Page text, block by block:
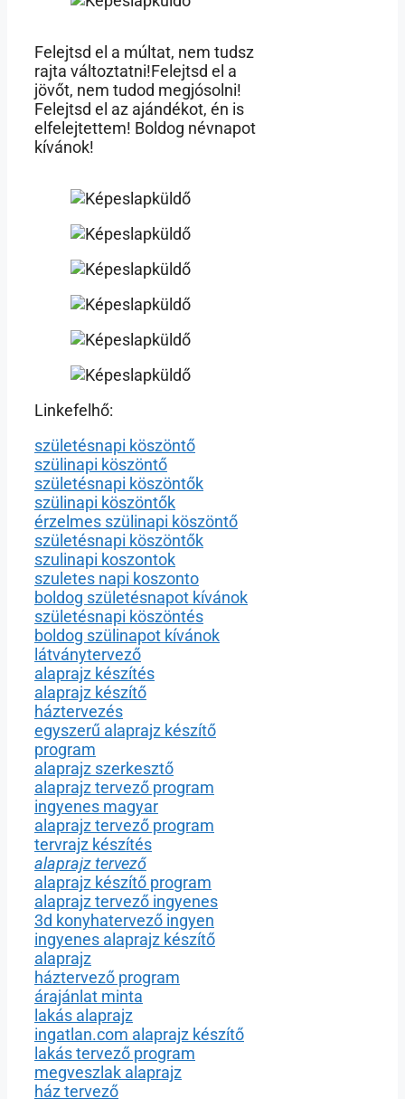
Felejtsd el a múltat, nem tudsz
rajta változtatni!Felejtsd el a
jövőt, nem tudod megjósolni!
Felejtsd el az ajándékot, én is
elfelejtettem! Boldog névnapot
kívánok!
Linkefelhő:
születésnapi köszöntő
szülinapi köszöntő
születésnapi köszöntők
szülinapi köszöntők
érzelmes szülinapi köszöntő
születésnapi köszöntők
szulinapi koszontok
szuletes napi koszonto
boldog születésnapot kívánok
születésnapi köszöntés
boldog szülinapot kívánok
látványtervező
alaprajz készítés
alaprajz készítő
háztervezés
egyszerű alaprajz készítő
program
alaprajz szerkesztő
alaprajz tervező program
ingyenes magyar
alaprajz tervező program
tervrajz készítés
alaprajz tervező
alaprajz készítő program
alaprajz tervező ingyenes
3d konyhatervező ingyen
ingyenes alaprajz készítő
alaprajz
háztervező program
árajánlat minta
lakás alaprajz
ingatlan.com alaprajz készítő
lakás tervező program
megveszlak alaprajz
ház tervező